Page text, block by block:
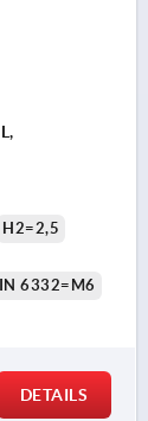
H2=2,5
6332=M6
DETAILS